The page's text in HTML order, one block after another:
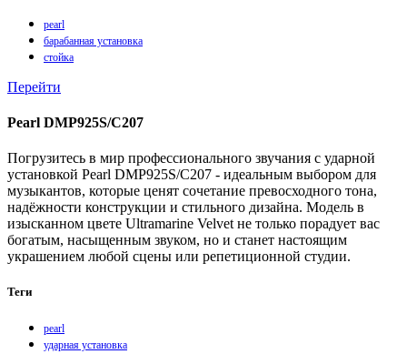
pearl
барабанная установка
стойка
Перейти
Pearl DMP925S/C207
Погрузитесь в мир профессионального звучания с ударной
установкой Pearl DMP925S/C207 - идеальным выбором для
музыкантов, которые ценят сочетание превосходного тона,
надёжности конструкции и стильного дизайна. Модель в
изысканном цвете Ultramarine Velvet не только порадует вас
богатым, насыщенным звуком, но и станет настоящим
украшением любой сцены или репетиционной студии.
Теги
pearl
ударная установка